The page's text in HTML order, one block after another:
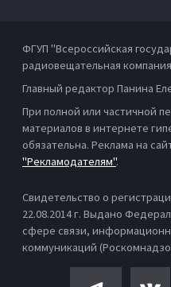
ФГУП "Всероссийская
радиовещательная
Главный редактор Панина
При полной или частичной
материалов в интернете
обязательна. Реклама на
"Рекламодателям".
Свидетельство о
22.08.2014 г. Выдано
сфере связи,
коммуникаций